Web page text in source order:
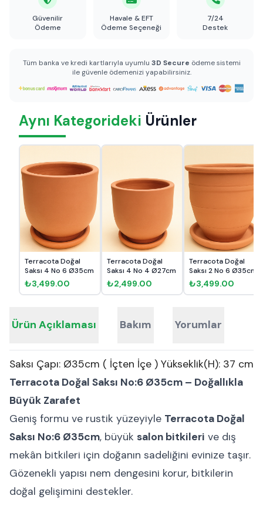
Güvenilir
Ödeme
Havale & EFT
Ödeme Seçeneği
7/24
Destek
Tüm banka ve kredi kartlarıyla uyumlu 3D Secure ödeme sistemi
ile güvenle ödemenizi yapabilirsiniz.
Aynı Kategorideki Ürünler
Terracota Doğal
Saksı 4 No 6 Ø35cm
₺3,499.00
Terracota Doğal
Saksı 4 No 4 Ø27cm
₺2,499.00
Terracota Doğal
Saksı 2 No 6 Ø35cm
₺3,499.00
Ürün Açıklaması Bakım Yorumlar
Saksı Çapı: Ø35cm ( İçten İçe ) Yükseklik(H): 37 cm
Terracota Doğal Saksı No:6 Ø35cm – Doğallıkla
Büyük Zarafet
Geniş formu ve rustik yüzeyiyle Terracota Doğal
Saksı No:6 Ø35cm, büyük salon bitkileri ve dış
mekân bitkileri için doğanın sadeliğini evinize taşır.
Gözenekli yapısı nem dengesini korur, bitkilerin
doğal gelişimini destekler.